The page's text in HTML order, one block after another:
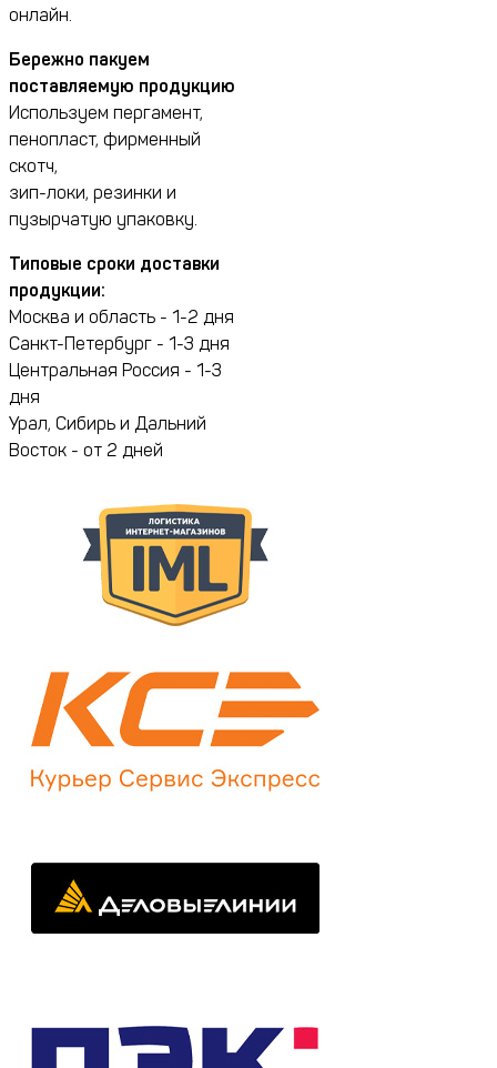
онлайн.
Бережно пакуем
поставляемую продукцию
Используем пергамент,
пенопласт, фирменный
скотч,
зип-локи, резинки и
пузырчатую упаковку.
Типовые сроки доставки
продукции:
Москва и область - 1-2 дня
Санкт-Петербург - 1-3 дня
Центральная Россия - 1-3
дня
Урал, Сибирь и Дальний
Восток - от 2 дней